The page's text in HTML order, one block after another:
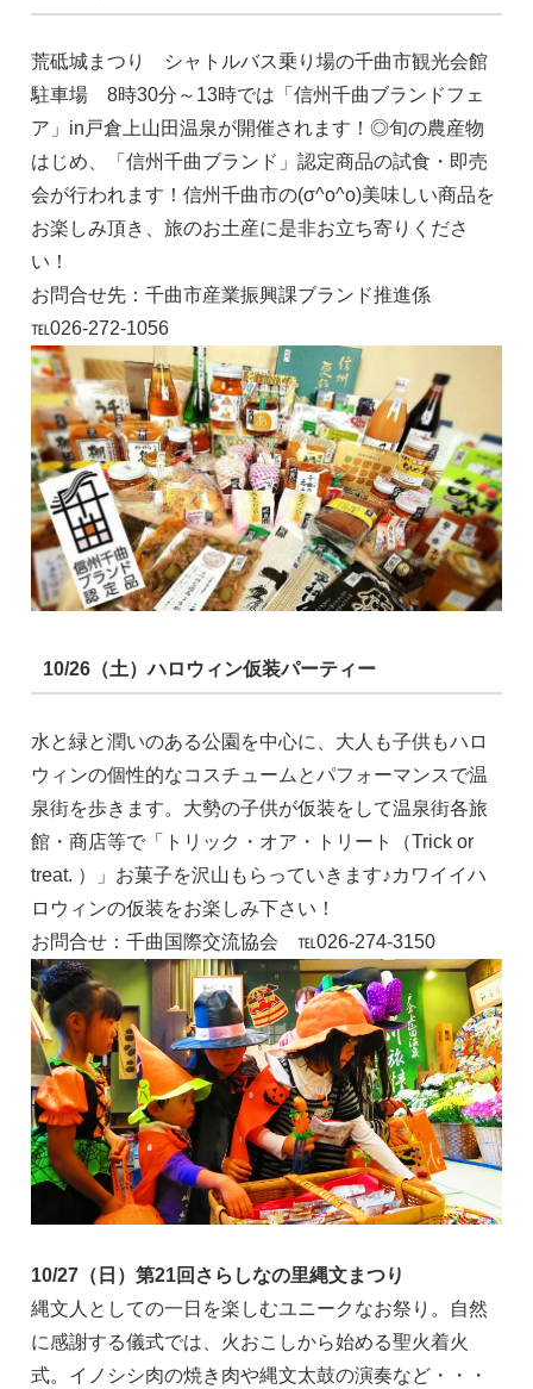
荒砥城まつり シャトルバス乗り場の千曲市観光会館
駐車場 8時30分～13時では「信州千曲ブランドフェ
ア」in戸倉上山田温泉が開催されます！◎旬の農産物
はじめ、「信州千曲ブランド」認定商品の試食・即売
会が行われます！信州千曲市の(σ^o^о)美味しい商品を
お楽しみ頂き、旅のお土産に是非お立ち寄りくださ
い！
お問合せ先：千曲市産業振興課ブランド推進係
℡026-272-1056
10/26（土）ハロウィン仮装パーティー
水と緑と潤いのある公園を中心に、大人も子供もハロ
ウィンの個性的なコスチュームとパフォーマンスで温
泉街を歩きます。大勢の子供が仮装をして温泉街各旅
館・商店等で「トリック・オア・トリート（Trick or
treat. ）」お菓子を沢山もらっていきます♪カワイイハ
ロウィンの仮装をお楽しみ下さい！
お問合せ：千曲国際交流協会 ℡026-274-3150
10/27（日）第21回さらしなの里縄文まつり
縄文人としての一日を楽しむユニークなお祭り。自然
に感謝する儀式では、火おこしから始める聖火着火
式。イノシシ肉の焼き肉や縄文太鼓の演奏など・・・